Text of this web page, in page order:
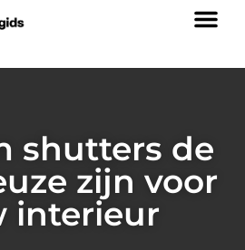
shutters de
zijn voor
interieur